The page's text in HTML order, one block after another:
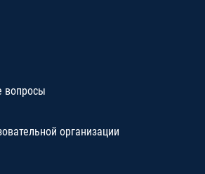
вопросы
организации